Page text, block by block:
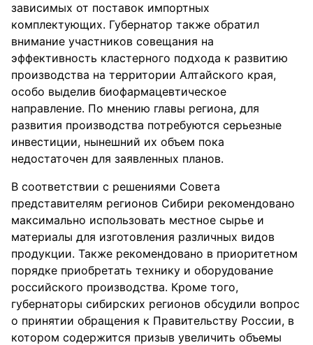
зависимых от поставок импортных
комплектующих. Губернатор также обратил
внимание участников совещания на
эффективность кластерного подхода к развитию
производства на территории Алтайского края,
особо выделив биофармацевтическое
направление. По мнению главы региона, для
развития производства потребуются серьезные
инвестиции, нынешний их объем пока
недостаточен для заявленных планов.
В соответствии с решениями Совета
представителям регионов Сибири рекомендовано
максимально использовать местное сырье и
материалы для изготовления различных видов
продукции. Также рекомендовано в приоритетном
порядке приобретать технику и оборудование
российского производства. Кроме того,
губернаторы сибирских регионов обсудили вопрос
о принятии обращения к Правительству России, в
котором содержится призыв увеличить объемы